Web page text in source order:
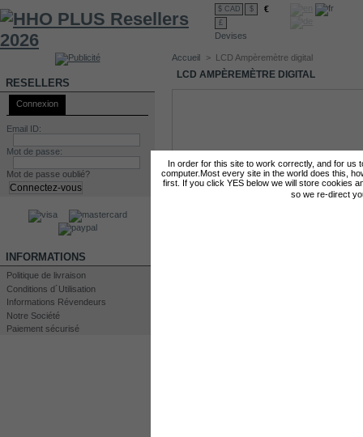
In order for this site to work correctly, and for us
computer.Most every site in the world does this,
first. If you click YES below we will store cookies
so we re-direct
$ CAD $ €
£
Devises
RESELLERS
Connexion
Email ID:
Mot de passe:
Mot de passe oublié?
INFORMATIONS
Politique de livraison
Conditions d´Utilisation
Informations Révendeurs
Notre Société
Paiement sécurisé
Accueil > LCD Ampèremètre digital
LCD AMPÈREMÈTRE DIGITAL